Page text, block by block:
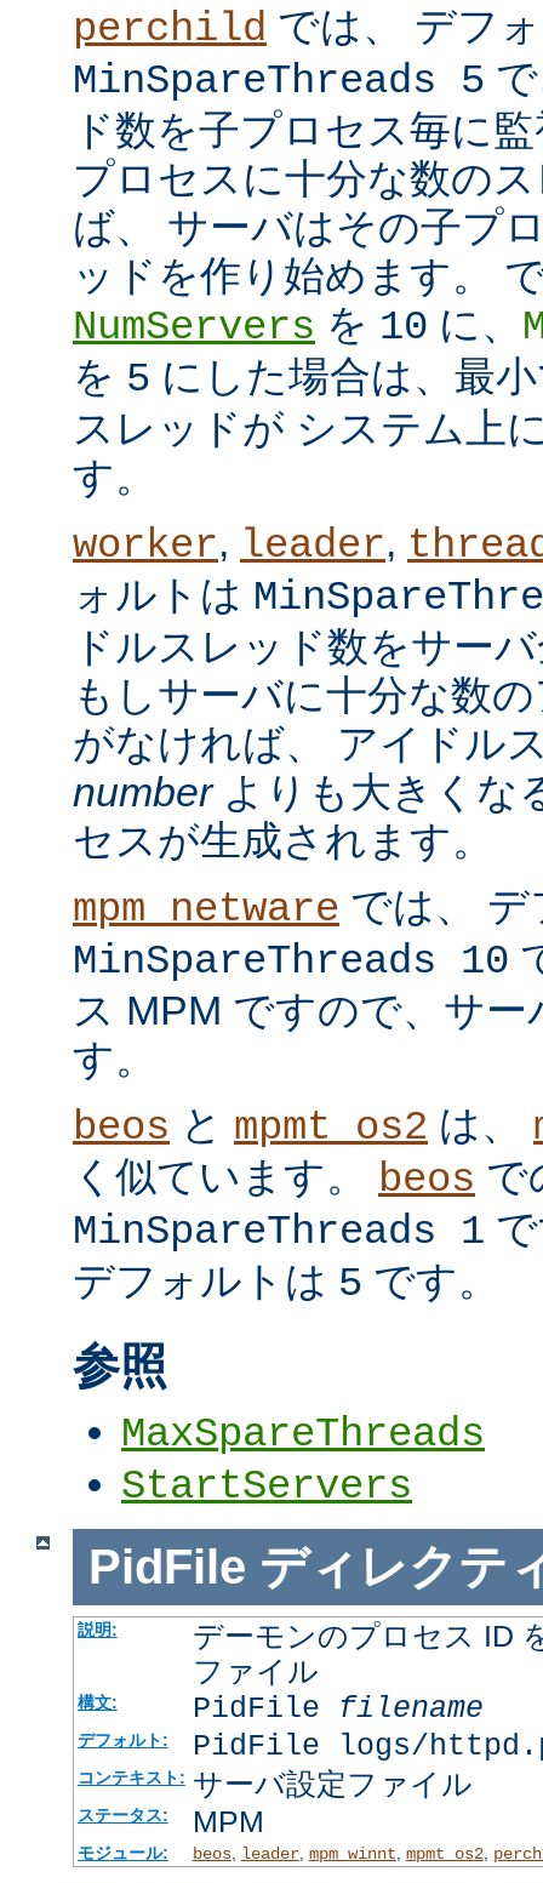
perchild では、 デフ
MinSpareThreads 5
ド数を子プロセス毎に
プロセスに十分な数の
ば、 サーバはその子プ
ッドを作り始めます。
NumServers を 10 に、
を 5 にした場合は、最
スレッドが システム上
す。
worker, leader,
ォルトは
ドルスレッド数をサー
もしサーバに十分な数
がなければ、 アイドル
numberよりも大きくな
セスが生成されます。
mpm_netware では、
MinSpareThreads 10
ス MPM ですので、サ
す。
beos と mpmt_os2 は、
く似ています。 beos で
MinSpareThreads 1
デフォルトは 5 です。
参照
MaxSpareThreads
StartServers
PidFile ディレクテ
説明:
デーモンのプロセス ID
ファイル
構文: PidFile filename
デフォルト: PidFile logs/
コンテキスト: サーバ設定ファイル
ステータス: MPM
モジュール: beos, leader, mpm_winnt mpmt_os2,